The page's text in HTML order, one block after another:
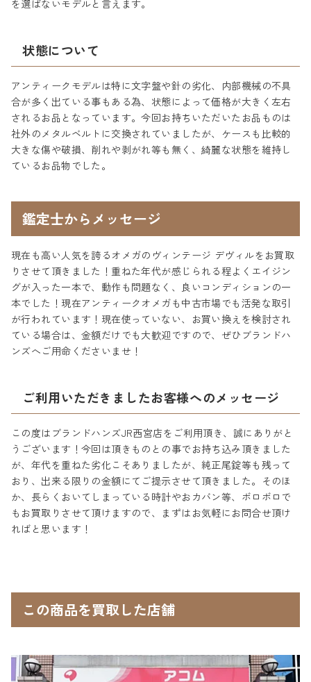
を選ばないモデルと言えます。
状態について
アンティークモデルは特に文字盤や針の劣化、内部機械の不具
合が多く出ている事もある為、状態によって価格が大きく左右
されるお品となっています。今回お持ちいただいたお品ものは
社外のメタルベルトに交換されていましたが、ケースも比較的
大きな傷や破損、削れや剥がれ等も無く、綺麗な状態を維持し
ているお品物でした。
鑑定士からメッセージ
現在も高い人気を誇るオメガのヴィンテージ デヴィルをお買取
りさせて頂きました！重ねた年代が感じられる程よくエイジン
グが入った一本で、動作も問題なく、良いコンディションの一
本でした！現在アンティークオメガも中古市場でも活発な取引
が行われています！現在使っていない、お買い換えを検討され
ている場合は、金額だけでも大歓迎ですので、ぜひブランドハ
ンズへご用命くださいませ！
ご利用いただきましたお客様へのメッセージ
この度はブランドハンズJR西宮店をご利用頂き、誠にありがと
うございます！今回は頂きものとの事でお持ち込み頂きました
が、年代を重ねた劣化こそありましたが、純正尾錠等も残って
おり、出来る限りの金額にてご提示させて頂きました。そのほ
か、長らくおいてしまっている時計やおカバン等、ボロボロで
もお買取りさせて頂けますので、まずはお気軽にお問合せ頂け
ればと思います！
この商品を買取した店舗